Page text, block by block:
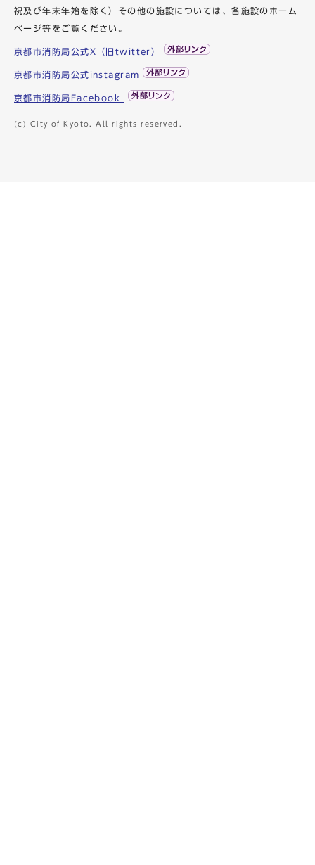
祝及び年末年始を除く）その他の施設については、各施設のホーム
ページ等をご覧ください。
京都市消防局公式X（旧twitter）
京都市消防局公式instagram
京都市消防局Facebook
(c) City of Kyoto. All rights reserved.